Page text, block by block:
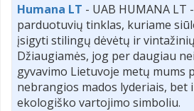
Humana LT - UAB HUMANA LT
parduotuvių tinklas, kuriame
įsigyti stilingų dėvėtų ir
Džiaugiamės, jog per daugiau
gyvavimo Lietuvoje metų mums
nebrangios mados lyderiais, bet
ekologiško vartojimo simboliu.